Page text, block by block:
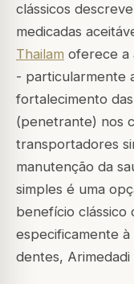
clássicos
medicadas
Thailam oferece a
- particularmente
fortalecimento
(penetrante) nos
transportadores
manutenção da
simples é uma
benefício clássico
especificamente à
dentes, Arimedadi